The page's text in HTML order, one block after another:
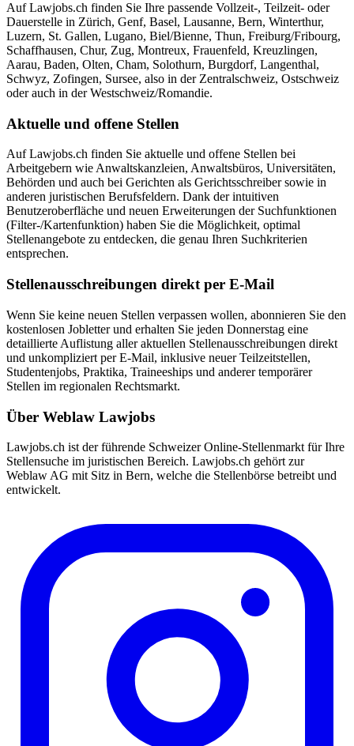
Auf Lawjobs.ch finden Sie Ihre passende Vollzeit-, Teilzeit- oder
Dauerstelle in Zürich, Genf, Basel, Lausanne, Bern, Winterthur,
Luzern, St. Gallen, Lugano, Biel/Bienne, Thun, Freiburg/Fribourg,
Schaffhausen, Chur, Zug, Montreux, Frauenfeld, Kreuzlingen,
Aarau, Baden, Olten, Cham, Solothurn, Burgdorf, Langenthal,
Schwyz, Zofingen, Sursee, also in der Zentralschweiz, Ostschweiz
oder auch in der Westschweiz/Romandie.
Aktuelle und offene Stellen
Auf Lawjobs.ch finden Sie aktuelle und offene Stellen bei
Arbeitgebern wie Anwaltskanzleien, Anwaltsbüros, Universitäten,
Behörden und auch bei Gerichten als Gerichtsschreiber sowie in
anderen juristischen Berufsfeldern. Dank der intuitiven
Benutzeroberfläche und neuen Erweiterungen der Suchfunktionen
(Filter-/Kartenfunktion) haben Sie die Möglichkeit, optimal
Stellenangebote zu entdecken, die genau Ihren Suchkriterien
entsprechen.
Stellenausschreibungen direkt per E-Mail
Wenn Sie keine neuen Stellen verpassen wollen, abonnieren Sie den
kostenlosen Jobletter und erhalten Sie jeden Donnerstag eine
detaillierte Auflistung aller aktuellen Stellenausschreibungen direkt
und unkompliziert per E-Mail, inklusive neuer Teilzeitstellen,
Studentenjobs, Praktika, Traineeships und anderer temporärer
Stellen im regionalen Rechtsmarkt.
Über Weblaw Lawjobs
Lawjobs.ch ist der führende Schweizer Online-Stellenmarkt für Ihre
Stellensuche im juristischen Bereich. Lawjobs.ch gehört zur
Weblaw AG mit Sitz in Bern, welche die Stellenbörse betreibt und
entwickelt.